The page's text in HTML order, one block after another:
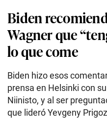
Biden
Wagner que
lo que come
Biden hizo esos
prensa en Helsinki con
Niinisto, y al ser
que lideró Yevgeny